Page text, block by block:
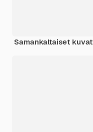
Samankaltaiset kuvat